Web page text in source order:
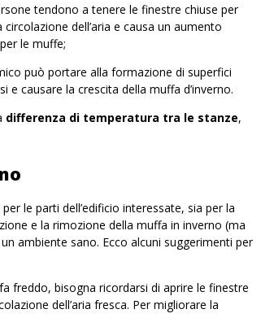
tendono a tenere le finestre chiuse per
dell’aria e causa un aumento
le muffe;
può portare alla formazione di superfici
e causare la crescita della muffa d’inverno.
differenza di temperatura tra le stanze,
le parti dell’edificio interessate, sia per la
e la rimozione della muffa in inverno (ma
ambiente sano. Ecco alcuni suggerimenti per
freddo, bisogna ricordarsi di aprire le finestre
dell’aria fresca. Per migliorare la